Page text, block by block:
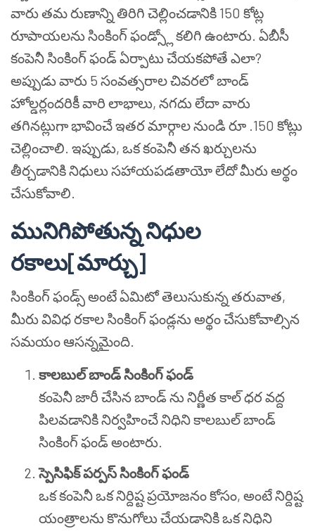
వారు తమ రుణాన్ని తిరిగి చెల్లించడానికి 150 కోట్ల
రూపాయలను సింకింగ్ ఫండ్స్లో కలిగి ఉంటారు. ఏబీసీ
కంపెనీ సింకింగ్ ఫండ్ ఏర్పాటు చేయకపోతే ఎలా?
అప్పుడు వారు 5 సంవత్సరాల చివరలో బాండ్
హోల్డర్లందరికీ వారి లాభాలు, నగదు లేదా వారు
తగినట్లుగా భావించే ఇతర మార్గాల నుండి రూ .150 కోట్లు
చెల్లించాలి. ఇప్పుడు, ఒక కంపెనీ తన ఖర్చులను
తీర్చడానికి నిధులు సహాయపడతాయో లేదో మీరు అర్థం
చేసుకోవాలి.
మునిగిపోతున్న నిధుల
రకాలు[మార్చు]
సింకింగ్ ఫండ్స్ అంటే ఏమిటో తెలుసుకున్న తరువాత,
మీరు వివిధ రకాల సింకింగ్ ఫండ్లను అర్థం చేసుకోవాల్సిన
సమయం ఆసన్నమైంది.
కాలబుల్ బాండ్ సింకింగ్ ఫండ్
కంపెనీ జారీ చేసిన బాండ్ ను నిర్ణీత కాల్ ధర వద్ద
పిలవడానికి నిర్వహించే నిధిని కాలబుల్ బాండ్
సింకింగ్ ఫండ్ అంటారు.
స్పెసిఫిక్ పర్పస్ సింకింగ్ ఫండ్
ఒక కంపెనీ ఒక నిర్దిష్ట ప్రయోజనం కోసం, అంటే నిర్దిష్ట
యంత్రాలను కొనుగోలు చేయడానికి ఒక నిధిని